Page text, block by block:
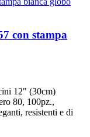
con stampa
12" (30cm)
80, 100pz.,
resistenti e di